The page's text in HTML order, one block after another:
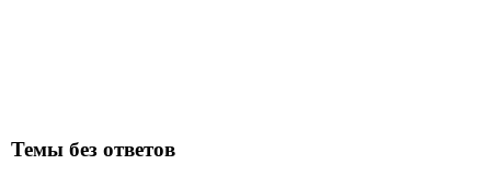
Темы без ответов